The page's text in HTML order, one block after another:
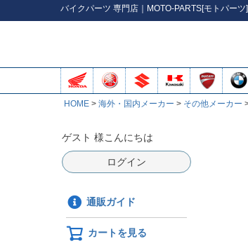
バイクパーツ 専門店｜MOTO-PARTS[モトパーツ]
HOME 海外・国内メーカー その他メーカー
ゲスト 様こんにちは
ログイン
通販ガイド
カートを見る